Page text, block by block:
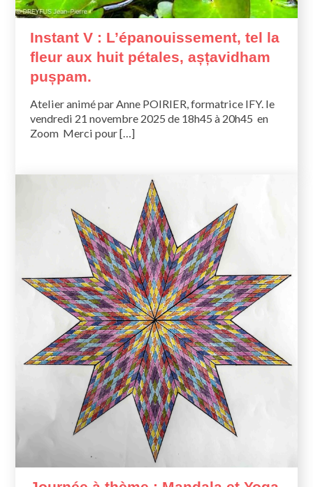
Instant V : L’épanouissement, tel la
fleur aux huit pétales, așțavidham
pușpam.
Atelier animé par Anne POIRIER, formatrice IFY. le
vendredi 21 novembre 2025 de 18h45 à 20h45 en
Zoom Merci pour […]